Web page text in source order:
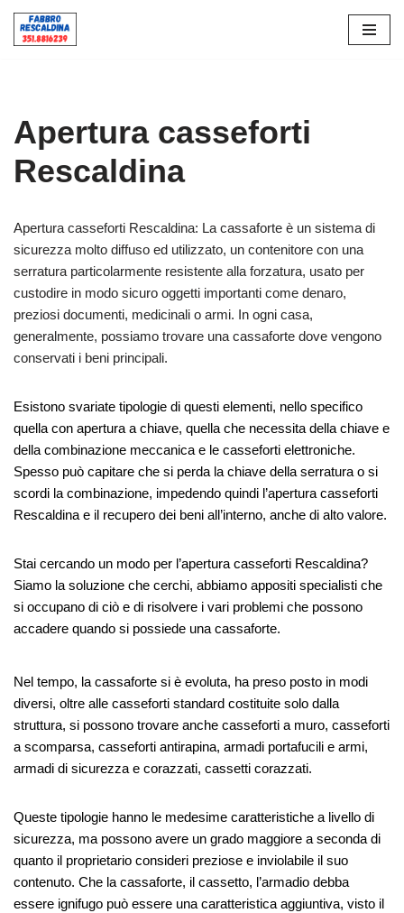
Vai
Apertura casseforti
Rescaldina
Apertura casseforti Rescaldina: La cassaforte è un sistema di
sicurezza molto diffuso ed utilizzato, un contenitore con una
serratura particolarmente resistente alla forzatura, usato per
custodire in modo sicuro oggetti importanti come denaro,
preziosi documenti, medicinali o armi. In ogni casa,
generalmente, possiamo trovare una cassaforte dove vengono
conservati i beni principali.
Esistono svariate tipologie di questi elementi, nello specifico
quella con apertura a chiave, quella che necessita della chiave e
della combinazione meccanica e le casseforti elettroniche.
Spesso può capitare che si perda la chiave della serratura o si
scordi la combinazione, impedendo quindi l’apertura casseforti
Rescaldina e il recupero dei beni all’interno, anche di alto valore.
Stai cercando un modo per l’apertura casseforti Rescaldina?
Siamo la soluzione che cerchi, abbiamo appositi specialisti che
si occupano di ciò e di risolvere i vari problemi che possono
accadere quando si possiede una cassaforte.
Nel tempo, la cassaforte si è evoluta, ha preso posto in modi
diversi, oltre alle casseforti standard costituite solo dalla
struttura, si possono trovare anche casseforti a muro, casseforti
a scomparsa, casseforti antirapina, armadi portafucili e armi,
armadi di sicurezza e corazzati, cassetti corazzati.
Queste tipologie hanno le medesime caratteristiche a livello di
sicurezza, ma possono avere un grado maggiore a seconda di
quanto il proprietario consideri preziose e inviolabile il suo
contenuto. Che la cassaforte, il cassetto, l’armadio debba
essere ignifugo può essere una caratteristica aggiuntiva, visto il